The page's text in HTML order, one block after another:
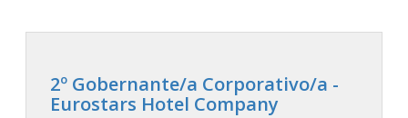
2º Gobernante/a Corporativo/a -
Eurostars Hotel Company